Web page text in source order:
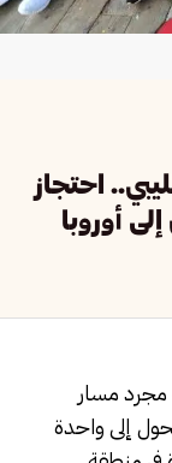
احتجاز
أوروبا
مجرد مسار
إلى واحدة